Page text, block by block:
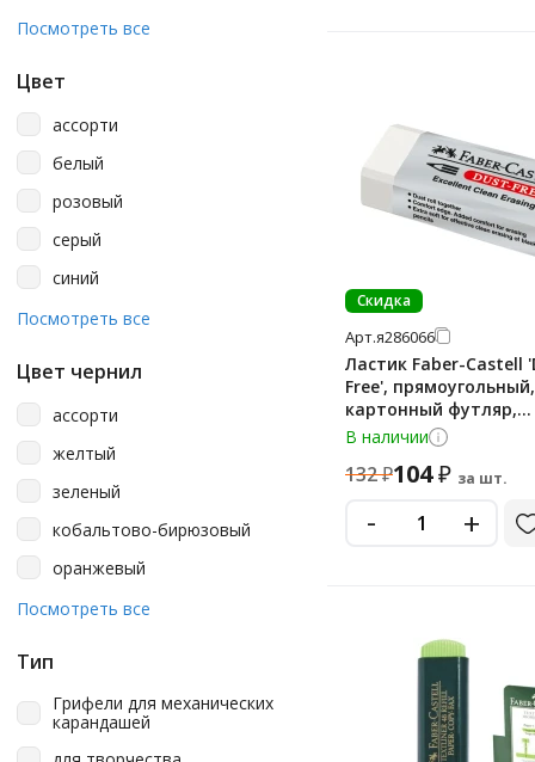
54х25х13 мм
62х21.8х11.5 мм
83х12.6х12.3 мм
90х15х15 мм
Посмотреть все
Цвет
ассорти
белый
розовый
серый
синий
синий/красный
Посмотреть все
Цвет чернил
ассорти
желтый
зеленый
кобальтово-бирюзовый
оранжевый
пурпурный
черный
Посмотреть все
Тип
Грифели для механических
карандашей
Скидка
Арт.я286066
Ластик Faber-Castell
Free', прямоугольный,
картонный футляр,
62*21,5*11,5мм
В наличии
132₽104₽ за шт.
- +